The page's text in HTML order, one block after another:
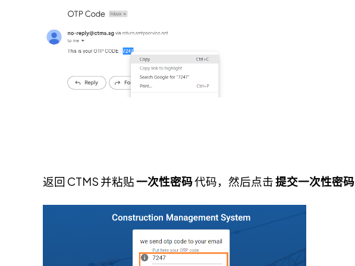
返回 CTMS 并粘贴一次性密码代码，然后点击提交一次性密码